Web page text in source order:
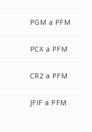
PGM a PFM
PCX a PFM
CR2 a PFM
JFIF a PFM